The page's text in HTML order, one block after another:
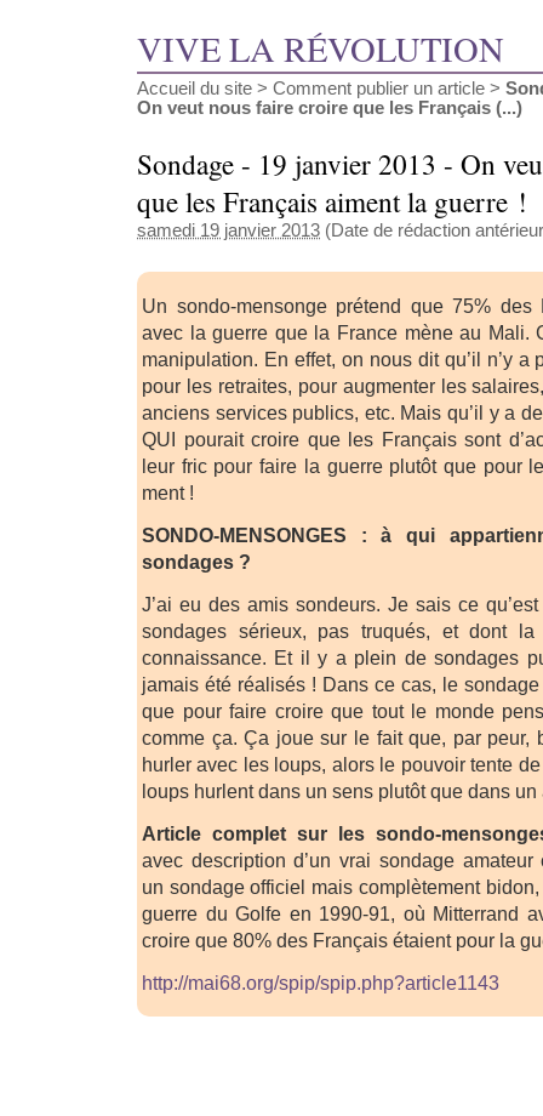
VIVE LA RÉVOLUTION
Accueil du site > Comment publier un article >
On veut nous faire croire que les Français (...)
Sondage - 19 janvier 2013 - On
que les Français aiment la guerre !
samedi 19 janvier 2013 (Date de rédaction
Un sondo-mensonge prétend que 75% des
avec la guerre que la France mène au Mali.
manipulation. En effet, on nous dit qu’il n’y a
pour les retraites, pour augmenter les
anciens services publics, etc. Mais qu’il y a
QUI pourait croire que les Français sont
leur fric pour faire la guerre plutôt que pour
ment !
SONDO-MENSONGES : à qui
sondages ?
J’ai eu des amis sondeurs. Je sais ce
sondages sérieux, pas truqués, et dont la
connaissance. Et il y a plein de sondages
jamais été réalisés ! Dans ce cas, le
que pour faire croire que tout le monde
comme ça. Ça joue sur le fait que, par peur,
hurler avec les loups, alors le pouvoir tente
loups hurlent dans un sens plutôt que dans un
Article complet sur les sondo-
avec description d’un vrai sondage amateur
un sondage officiel mais complètement
guerre du Golfe en 1990-91, où Mitterrand
croire que 80% des Français étaient pour la
http://mai68.org/spip/spip.php?article1143